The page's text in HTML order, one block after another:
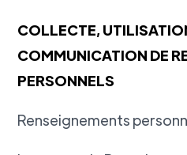
COLLECTE,
COMMUNICATION DE
PERSONNELS
Renseignements